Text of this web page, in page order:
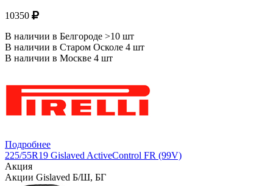
10350
В наличии в Белгороде >10 шт
В наличии в Старом Осколе 4 шт
В наличии в Москве 4 шт
Подробнее
225/55R19 Gislaved ActiveControl FR (99V)
Акция
Акции Gislaved Б/Ш, БГ